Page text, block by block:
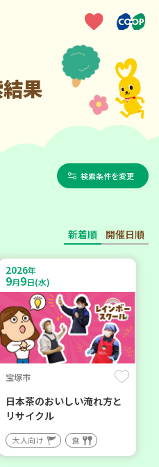
果
検索条件を変更
新着順 開催日順
2026年
9月9日(水)
宝塚市
日本茶のおいしい淹れ方と
リサイクル
大人向け 食